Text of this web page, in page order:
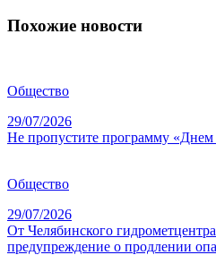
Похожие новости
Общество
29/07/2026
Не пропустите программу
Общество
29/07/2026
От Челябинского
предупреждение о продлении